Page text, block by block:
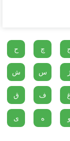
چ ح
س ش
غ ف ق
و ه ی